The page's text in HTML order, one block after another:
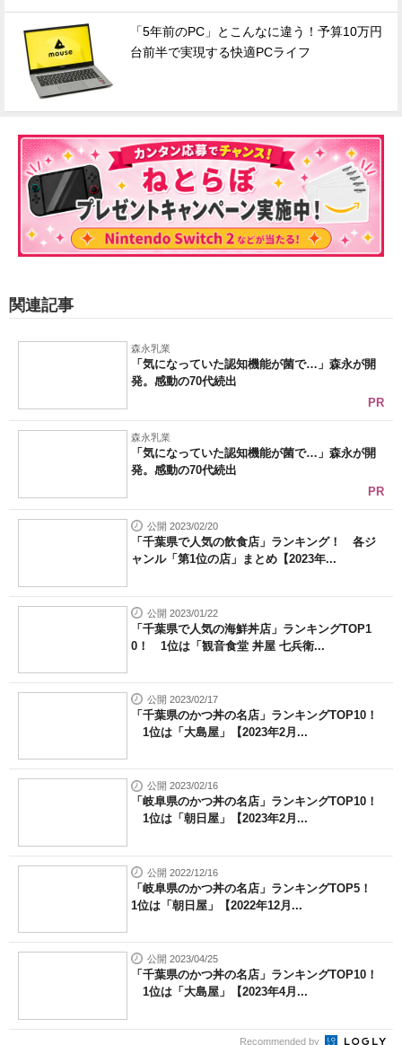
「5年前のPC」とこんなに違う！予算10万円
台前半で実現する快適PCライフ
関連記事
森永乳業
「気になっていた認知機能が菌で…」森永が開
発。感動の70代続出
PR
森永乳業
「気になっていた認知機能が菌で…」森永が開
発。感動の70代続出
PR
公開 2023/02/20
「千葉県で人気の飲食店」ランキング！ 各ジ
ャンル「第1位の店」まとめ【2023年...
公開 2023/01/22
「千葉県で人気の海鮮丼店」ランキングTOP1
0！ 1位は「観音食堂 丼屋 七兵衛...
公開 2023/02/17
「千葉県のかつ丼の名店」ランキングTOP10！
1位は「大島屋」【2023年2月...
公開 2023/02/16
「岐阜県のかつ丼の名店」ランキングTOP10！
1位は「朝日屋」【2023年2月...
公開 2022/12/16
「岐阜県のかつ丼の名店」ランキングTOP5！
1位は「朝日屋」【2022年12月...
公開 2023/04/25
「千葉県のかつ丼の名店」ランキングTOP10！
1位は「大島屋」【2023年4月...
Recommended by